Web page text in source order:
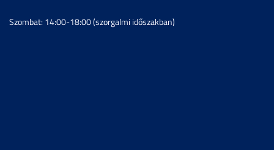
Szombat: 14:00-18:00 (szorgalmi időszakban)